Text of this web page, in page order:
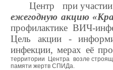
Центр при участии
ежегодную акцию
профилактике ВИЧ-
Цель акции -
инфекции, мерах её
территории Центра возле
памяти жертв СПИДа.